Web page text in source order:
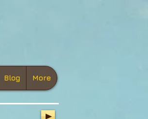
Blog More